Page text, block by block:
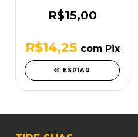
10x15
R$15,00
R$14,25 com Pix
ESPIAR